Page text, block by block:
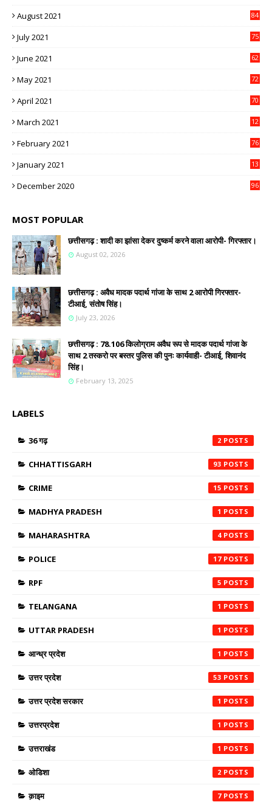
August 2021 84
July 2021 75
June 2021 62
May 2021 72
April 2021 70
March 2021
12
February 2021 76
January 2021
13
December 2020 96
MOST POPULAR
छत्तीसगढ़ : शादी का झांसा देकर दुष्कर्म करने वाला आरोपी- गिरफ्तार।
August 02, 2026
छत्तीसगढ़ : अवैध मादक पदार्थ गांजा के साथ 2 आरोपी गिरफ्तार-
टीआई, संतोष सिंह।
July 23, 2026
छत्तीसगढ़ : 78.106 किलोग्राम अवैध रूप से मादक पदार्थ गांजा के
साथ 2 तस्करो पर बस्तर पुलिस की पुनः कार्यवाही- टीआई, शिवानंद
सिंह।
February 13, 2025
LABELS
36 गढ़ 2
CHHATTISGARH 93
CRIME 15
MADHYA PRADESH 1
MAHARASHTRA 4
POLICE 17
RPF 5
TELANGANA 1
UTTAR PRADESH 1
आन्ध्र प्रदेश 1
उत्तर प्रदेश 53
उत्तर प्रदेश सरकार 1
उत्तरप्रदेश 1
उत्तराखंड 1
ओडिशा 2
क़ाइम 7